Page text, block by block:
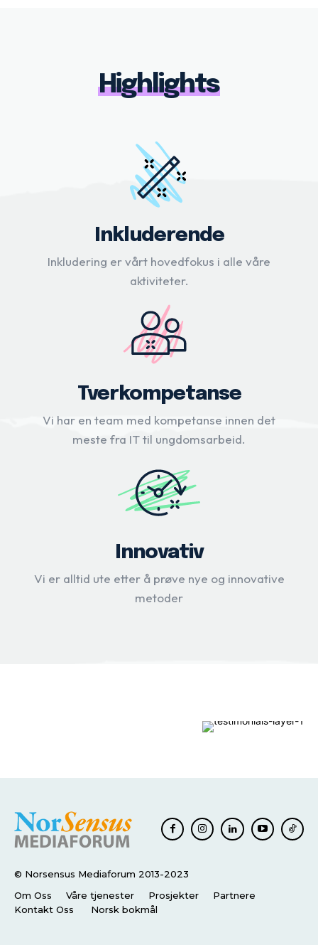
Highlights
Inkluderende
Inkludering er vårt hovedfokus i alle våre
aktiviteter.
Tverkompetanse
Vi har en team med kompetanse innen det
meste fra IT til ungdomsarbeid.
Innovativ
Vi er alltid ute etter å prøve nye og innovative
metoder
© Norsensus Mediaforum 2013-2023
Om Oss
Våre tjenester Prosjekter
Partnere
Kontakt Oss
Norsk bokmål